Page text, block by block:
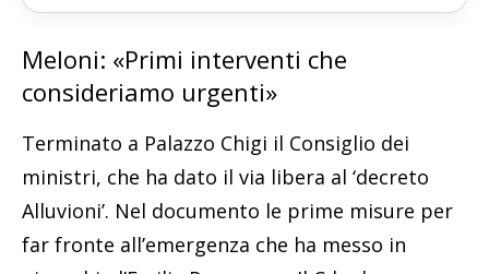
Meloni: «Primi interventi che
consideriamo urgenti»
Terminato a Palazzo Chigi il Consiglio dei
ministri, che ha dato il via libera al ‘decreto
Alluvioni’. Nel documento le prime misure per
far fronte all’emergenza che ha messo in